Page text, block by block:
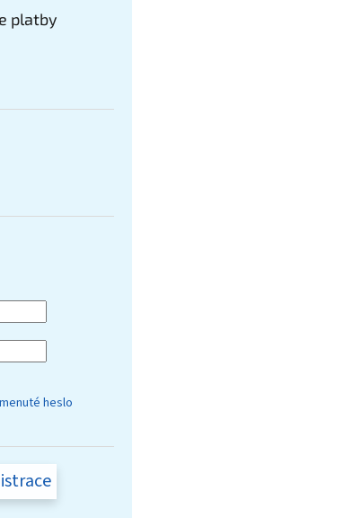
platby
heslo